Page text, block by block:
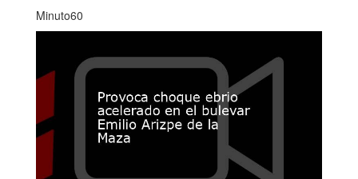
Minuto60